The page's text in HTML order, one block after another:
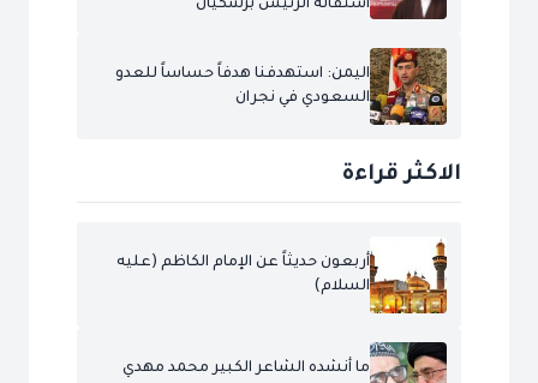
استقالة الرئيس بزشكيان
اليمن: استهدفنا هدفاً حساساً للعدو
السعودي في نجران
الاكثر قراءة
أربعون حديثاً عن الإمام الكاظم (عليه
السلام)
ما أنشده الشاعر الكبير محمد مهدي